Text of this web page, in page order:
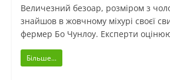
Величезний безоар, розміром з
знайшов в жовчному міхурі своєї
фермер Бо Чунлоу. Експерти
Більше...